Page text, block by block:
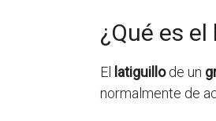
¿Qué es
El latiguillode un
normalmente de